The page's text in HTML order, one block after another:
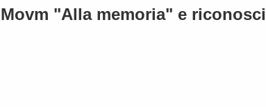
Movm "Alla memoria" e